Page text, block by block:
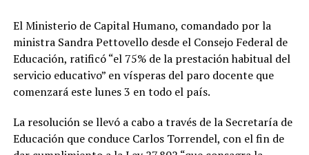
docentes continúan perdiendo poder adquisitivo, se
mantiene el incumplimiento en la restitución del FONID
y de los fondos nacionales para la educación”.
El Gobierno, en tanto, fiscaliza a través de las agencias
exigida durante el paro y elaborará un informe nacional
sobre el nivel de actividad.
El Ministerio de Capital Humano, comandado por la
ministra Sandra Pettovello desde el Consejo Federal de
Educación, ratificó “el 75% de la prestación habitual del
servicio educativo” en vísperas del paro docente que
comenzará este lunes 3 en todo el país.
La resolución se llevó a cabo a través de la Secretaría de
Educación que conduce Carlos Torrendel, con el fin de